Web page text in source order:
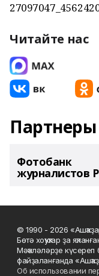
Читайте нас
Партнеры
Фотобанк
журналистов
© 1990 - 2026
Бөтә хоҡуҡтар ҙа
Мәҡәләләрҙе күсереп
файҙаланғанда
Об использовании